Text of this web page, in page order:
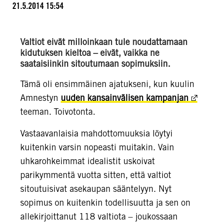
21.5.2014 15:54
Valtiot eivät milloinkaan tule noudattamaan
kidutuksen kieltoa – eivät, vaikka ne
saataisiinkin sitoutumaan sopimuksiin.
Tämä oli ensimmäinen ajatukseni, kun kuulin
Amnestyn uuden kansainvälisen kampanjan
teeman. Toivotonta.
Vastaavanlaisia mahdottomuuksia löytyi
kuitenkin varsin nopeasti muitakin. Vain
uhkarohkeimmat idealistit uskoivat
parikymmentä vuotta sitten, että valtiot
sitoutuisivat asekaupan sääntelyyn. Nyt
sopimus on kuitenkin todellisuutta ja sen on
allekirjoittanut 118 valtiota – joukossaan